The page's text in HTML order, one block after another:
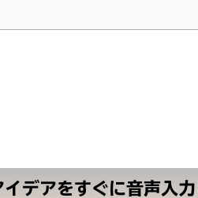
デアをすぐに音声入力